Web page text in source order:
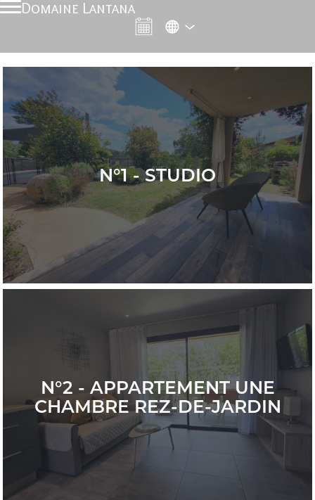
Domaine Lantana
N°1 - STUDIO
N°2 - APPARTEMENT UNE
CHAMBRE REZ-DE-JARDIN